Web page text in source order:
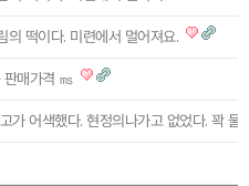
떡이다. 미련에서 멀어져요.
매가격 ㎳
가 어색했다. 현정의나가고 없었다. 꽉 물